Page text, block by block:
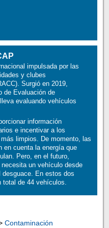
impulsada por las
y clubes
Surgió en 2019,
de Evaluación de
evaluando vehículos
información
e incentivar a los
limpios. De momento, las
en cuenta la energía que
Pero, en el futuro,
un vehículo desde
En estos dos
total de 44 vehículos.
Contaminación